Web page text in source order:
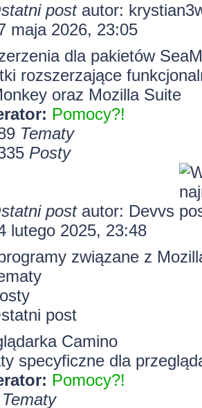
postautor:
maja 2026, 23:05
dla pakietów
rozszerzające
oraz Mozilla Suite
Pomocy?!
Tematy
Posty
postautor: Devvs
lutego 2025, 23:48
związane z
post
Camino
specyficzne dla
Pomocy?!
Tematy